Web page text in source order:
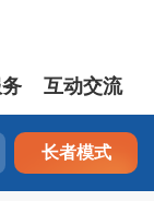
互动交流
长者模式